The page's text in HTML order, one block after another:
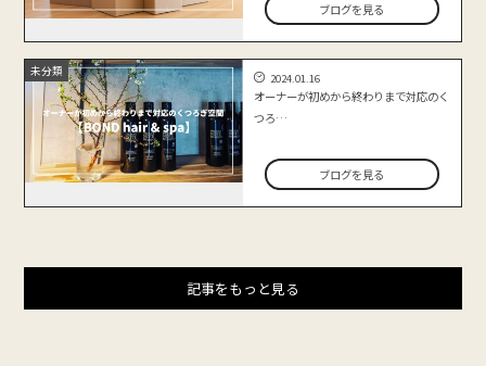
ブログを見る
未分類 2024.01.16
オーナーが初めから終わりまで対応のく
つろ…
ブログを見る
記事をもっと見る